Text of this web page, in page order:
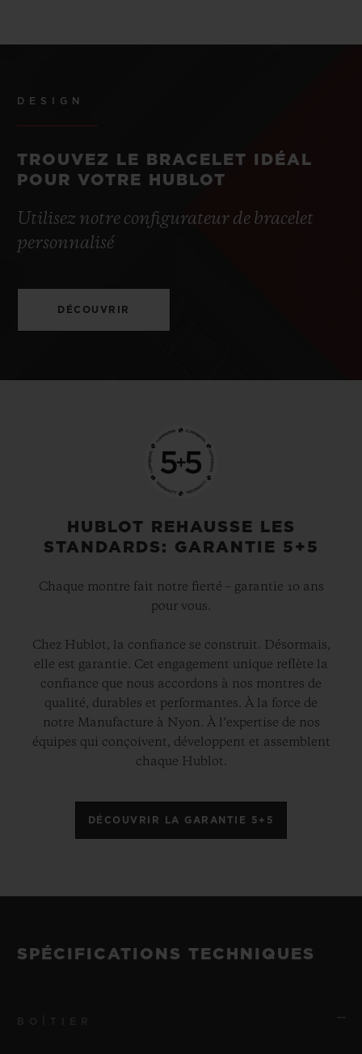
DESIGN
TROUVEZ LE BRACELET IDÉAL
POUR VOTRE HUBLOT
Utilisez notre configurateur de bracelet
personnalisé
DÉCOUVRIR
HUBLOT REHAUSSE LES
STANDARDS: GARANTIE 5+5
Chaque montre fait notre fierté – garantie 10 ans
pour vous.
Chez Hublot, la confiance se construit. Désormais,
elle est garantie. Cet engagement unique reflète la
confiance que nous accordons à nos montres de
qualité, durables et performantes. À la force de
notre Manufacture à Nyon. À l’expertise de nos
équipes qui conçoivent, développent et assemblent
chaque Hublot.
DÉCOUVRIR LA GARANTIE 5+5
SPÉCIFICATIONS TECHNIQUES